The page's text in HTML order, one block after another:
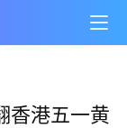
香港五一黄